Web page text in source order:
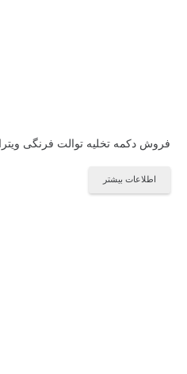
فروش دکمه تخلیه توالت فرنگی ویترا 09121507825
اطلاعات بیشتر